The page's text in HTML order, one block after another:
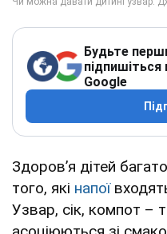
Будьте
підпишіться
Google
Здоров’я дітей
того, які напої
Узвар, сік, компот –